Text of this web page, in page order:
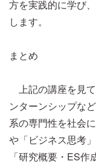
方を実践的に学び
します。
まとめ
上記の講座を見
ンターンシップな
系の専門性を社会
や「ビジネス思考
「研究概要・ES